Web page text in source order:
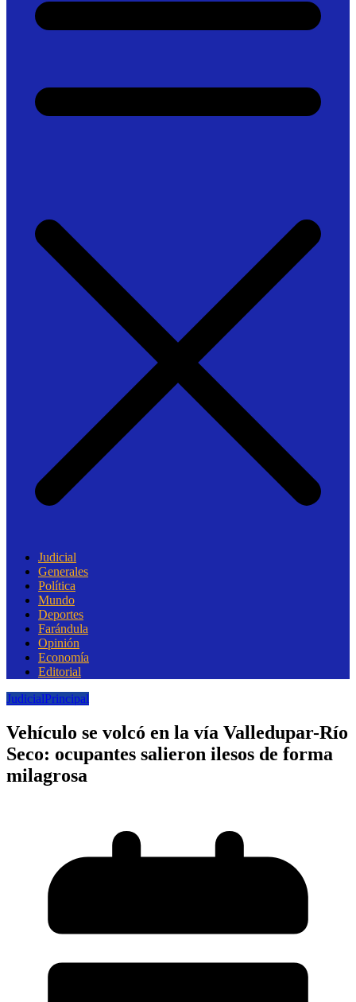
Judicial
Generales
Política
Mundo
Deportes
Farándula
Opinión
Economía
Editorial
JudicialPrincipal
Vehículo se volcó en la vía Valledupar-Río
Seco: ocupantes salieron ilesos de forma
milagrosa